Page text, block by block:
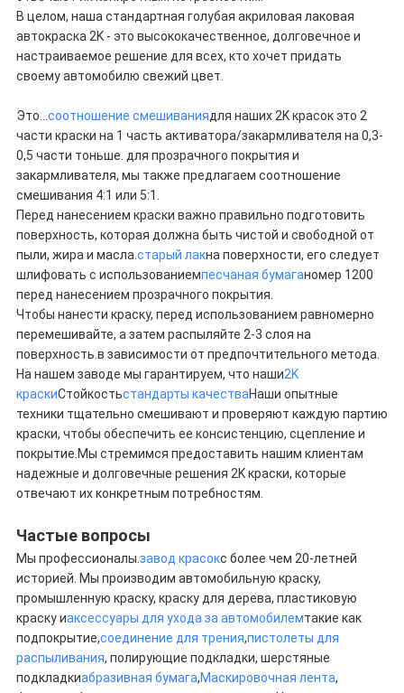
В целом, наша стандартная голубая акриловая лаковая
автокраска 2K - это высококачественное, долговечное и
настраиваемое решение для всех, кто хочет придать
своему автомобилю свежий цвет.
Это...соотношение смешиваниядля наших 2K красок это 2
части краски на 1 часть активатора/закармливателя на 0,3-
0,5 части тоньше. для прозрачного покрытия и
закармливателя, мы также предлагаем соотношение
смешивания 4:1 или 5:1.
Перед нанесением краски важно правильно подготовить
поверхность, которая должна быть чистой и свободной от
пыли, жира и масла.старый лакна поверхности, его следует
шлифовать с использованиемпесчаная бумаганомер 1200
перед нанесением прозрачного покрытия.
Чтобы нанести краску, перед использованием равномерно
перемешивайте, а затем распыляйте 2-3 слоя на
поверхность.в зависимости от предпочтительного метода.
На нашем заводе мы гарантируем, что наши2K
краскиСтойкостьстандарты качестваНаши опытные
техники тщательно смешивают и проверяют каждую партию
краски, чтобы обеспечить ее консистенцию, сцепление и
покрытие.Мы стремимся предоставить нашим клиентам
надежные и долговечные решения 2K краски, которые
отвечают их конкретным потребностям.
Частые вопросы
Мы профессионалы.завод красокс более чем 20-летней
историей. Мы производим автомобильную краску,
промышленную краску, краску для дерева, пластиковую
краску иаксессуары для ухода за автомобилемтакие как
подпокрытие,соединение для трения,пистолеты для
распыливания, полирующие подкладки, шерстяные
подкладкиабразивная бумага,Маскировочная лента,